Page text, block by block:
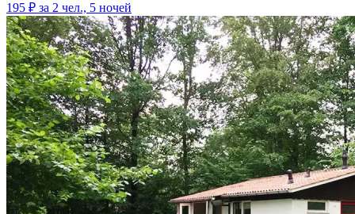
195 ₽ за 2 чел., 5 ночей